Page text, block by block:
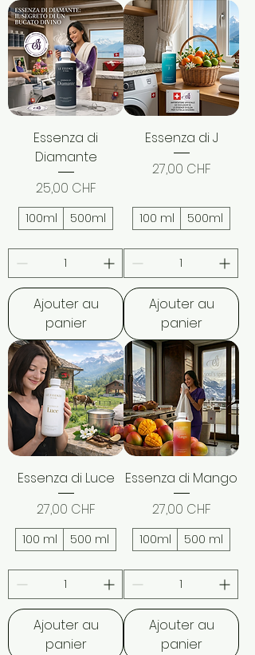
Essenza di
Diamante
Prix
25,00 CHF
100ml 500ml
Ajouter au
panier
Essenza di J
Prix
27,00 CHF
100 ml 500ml
Ajouter au
panier
Essenza di Luce
Prix
27,00 CHF
100 ml 500 ml
Ajouter au
panier
Essenza di Mango
Prix
27,00 CHF
100ml 500 ml
Ajouter au
panier